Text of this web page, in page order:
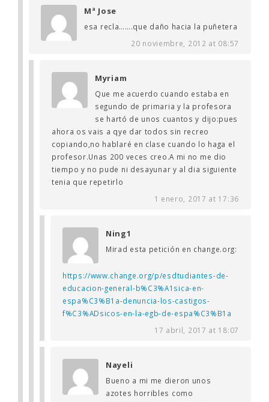
Mª Jose
esa recla…….que daño hacia la puñetera
20 noviembre, 2012 at 08:57
Myriam
Que me acuerdo cuando estaba en
segundo de primaria y la profesora
se hartó de unos cuantos y dijo:pues
ahora os vais a qye dar todos sin recreo
copiando,no hablaré en clase cuando lo haga el
profesor.Unas 200 veces creo.A mi no me dio
tiempo y no pude ni desayunar y al dia siguiente
tenia que repetirlo
1 enero, 2017 at 17:36
Ning1
Mirad esta petición en change.org:
https://www.change.org/p/esdtudiantes-de-
educacion-general-b%C3%A1sica-en-
espa%C3%B1a-denuncia-los-castigos-
f%C3%ADsicos-en-la-egb-de-espa%C3%B1a
17 abril, 2017 at 18:07
Nayeli
Bueno a mi me dieron unos
azotes horribles como